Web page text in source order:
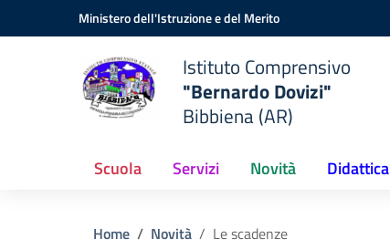
Vai ai contenuti
Vai al menu di navigazioneMinistero dell'Istruzione e del Merito
Istituto Comprensivo
"Bernardo Dovizi"
Bibbiena (AR)
Scuola Servizi Novità Didattica
Home Novità Le scadenze